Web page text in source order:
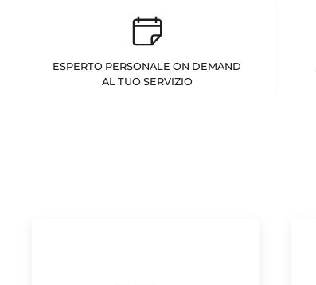
ESPERTO PERSONALE ON DEMAND
AL TUO SERVIZIO